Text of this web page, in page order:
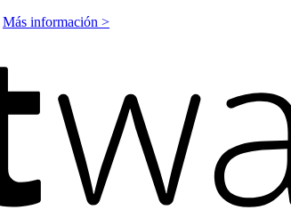
Más información >